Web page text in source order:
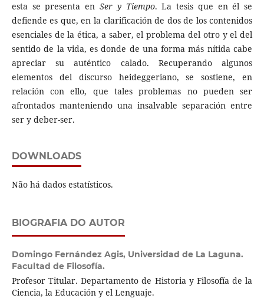
esta se presenta en Ser y Tiempo. La tesis que en él se
defiende es que, en la clarificación de dos de los contenidos
esenciales de la ética, a saber, el problema del otro y el del
sentido de la vida, es donde de una forma más nítida cabe
apreciar su auténtico calado. Recuperando algunos
elementos del discurso heideggeriano, se sostiene, en
relación con ello, que tales problemas no pueden ser
afrontados manteniendo una insalvable separación entre
ser y deber-ser.
DOWNLOADS
Não há dados estatísticos.
BIOGRAFIA DO AUTOR
Domingo Fernández Agis, Universidad de La Laguna.
Facultad de Filosofía.
Profesor Titular. Departamento de Historia y Filosofía de la
Ciencia, la Educación y el Lenguaje.